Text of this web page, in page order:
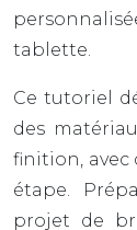
tablette.
Ce tutoriel
des
finition, avec
étape.
projet de